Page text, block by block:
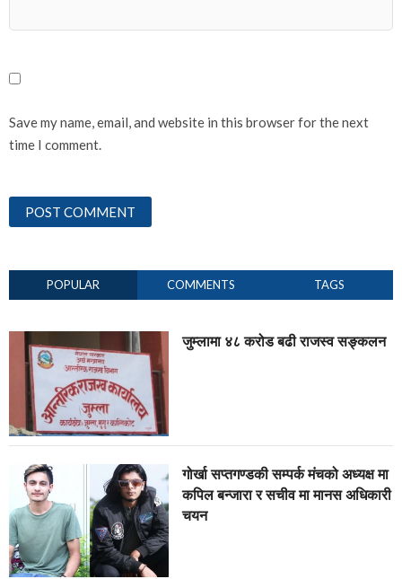
Save my name, email, and website in this browser for the next
time I comment.
POPULAR COMMENTS TAGS
जुम्लामा ४८ करोड बढी राजस्व सङ्कलन
गोर्खा सप्तगण्डकी सम्पर्क मंचको अध्यक्ष मा
कपिल बन्जारा र सचीव मा मानस अधिकारी
चयन